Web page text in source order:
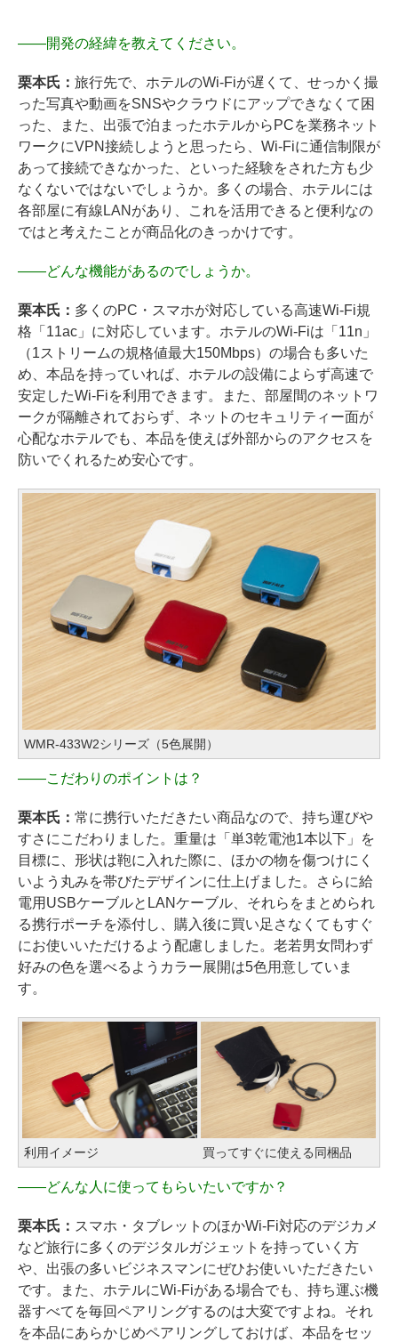
――開発の経緯を教えてください。
栗本氏： 旅行先で、ホテルのWi-Fiが遅くて、せっかく撮
った写真や動画をSNSやクラウドにアップできなくて困
った、また、出張で泊まったホテルからPCを業務ネット
ワークにVPN接続しようと思ったら、Wi-Fiに通信制限が
あって接続できなかった、といった経験をされた方も少
なくないではないでしょうか。多くの場合、ホテルには
各部屋に有線LANがあり、これを活用できると便利なの
ではと考えたことが商品化のきっかけです。
――どんな機能があるのでしょうか。
栗本氏： 多くのPC・スマホが対応している高速Wi-Fi規
格「11ac」に対応しています。ホテルのWi-Fiは「11n」
（1ストリームの規格値最大150Mbps）の場合も多いた
め、本品を持っていれば、ホテルの設備によらず高速で
安定したWi-Fiを利用できます。また、部屋間のネットワ
ークが隔離されておらず、ネットのセキュリティー面が
心配なホテルでも、本品を使えば外部からのアクセスを
防いでくれるため安心です。
WMR-433W2シリーズ（5色展開）
――こだわりのポイントは？
栗本氏： 常に携行いただきたい商品なので、持ち運びや
すさにこだわりました。重量は「単3乾電池1本以下」を
目標に、形状は鞄に入れた際に、ほかの物を傷つけにく
いよう丸みを帯びたデザインに仕上げました。さらに給
電用USBケーブルとLANケーブル、それらをまとめられ
る携行ポーチを添付し、購入後に買い足さなくてもすぐ
にお使いいただけるよう配慮しました。老若男女問わず
好みの色を選べるようカラー展開は5色用意していま
す。
利用イメージ 買ってすぐに使える同梱品
――どんな人に使ってもらいたいですか？
栗本氏： スマホ・タブレットのほかWi-Fi対応のデジカメ
など旅行に多くのデジタルガジェットを持っていく方
や、出張の多いビジネスマンにぜひお使いいただきたい
です。また、ホテルにWi-Fiがある場合でも、持ち運ぶ機
器すべてを毎回ペアリングするのは大変ですよね。それ
を本品にあらかじめペアリングしておけば、本品をセッ